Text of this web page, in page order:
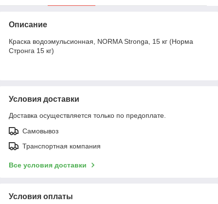
Описание
Краска водоэмульсионная, NORMA Stronga, 15 кг (Норма
Стронга 15 кг)
Условия доставки
Доставка осуществляется только по предоплате.
Самовывоз
Транспортная компания
Все условия доставки
Условия оплаты